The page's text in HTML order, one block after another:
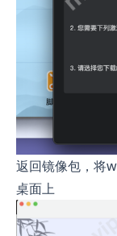
返回镜像包，将
桌面上